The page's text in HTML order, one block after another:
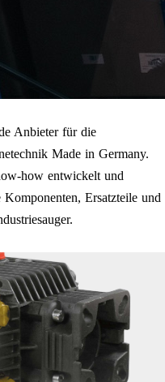
Anbieter für die
Made in Germany.
how entwickelt und
Ersatzteile und